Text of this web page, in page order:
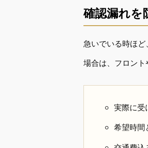
確認漏れを
急いでいる時ほ
場合は、フロント
実際に受
希望時間